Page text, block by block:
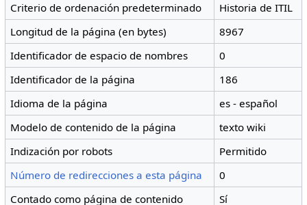
Criterio de ordenación predeterminado
Historia de ITIL
Longitud de la página (en bytes)
8967
Identificador de espacio de nombres
0
Identificador de la página
186
Idioma de la página
es - español
Modelo de contenido de la página
texto wiki
Indización por robots
Permitido
Número de redirecciones a esta página
0
Contado como página de contenido
Sí